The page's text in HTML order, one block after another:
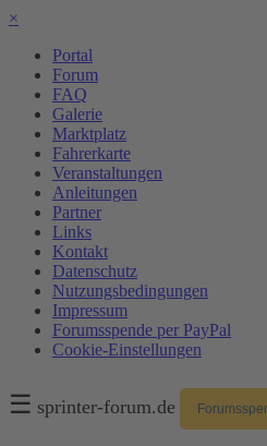
×
Portal
Forum
FAQ
Galerie
Marktplatz
Fahrerkarte
Veranstaltungen
Anleitungen
Partner
Links
Kontakt
Datenschutz
Nutzungsbedingungen
Impressum
Forumsspende per PayPal
Cookie-Einstellungen
☰ sprinter-forum.de